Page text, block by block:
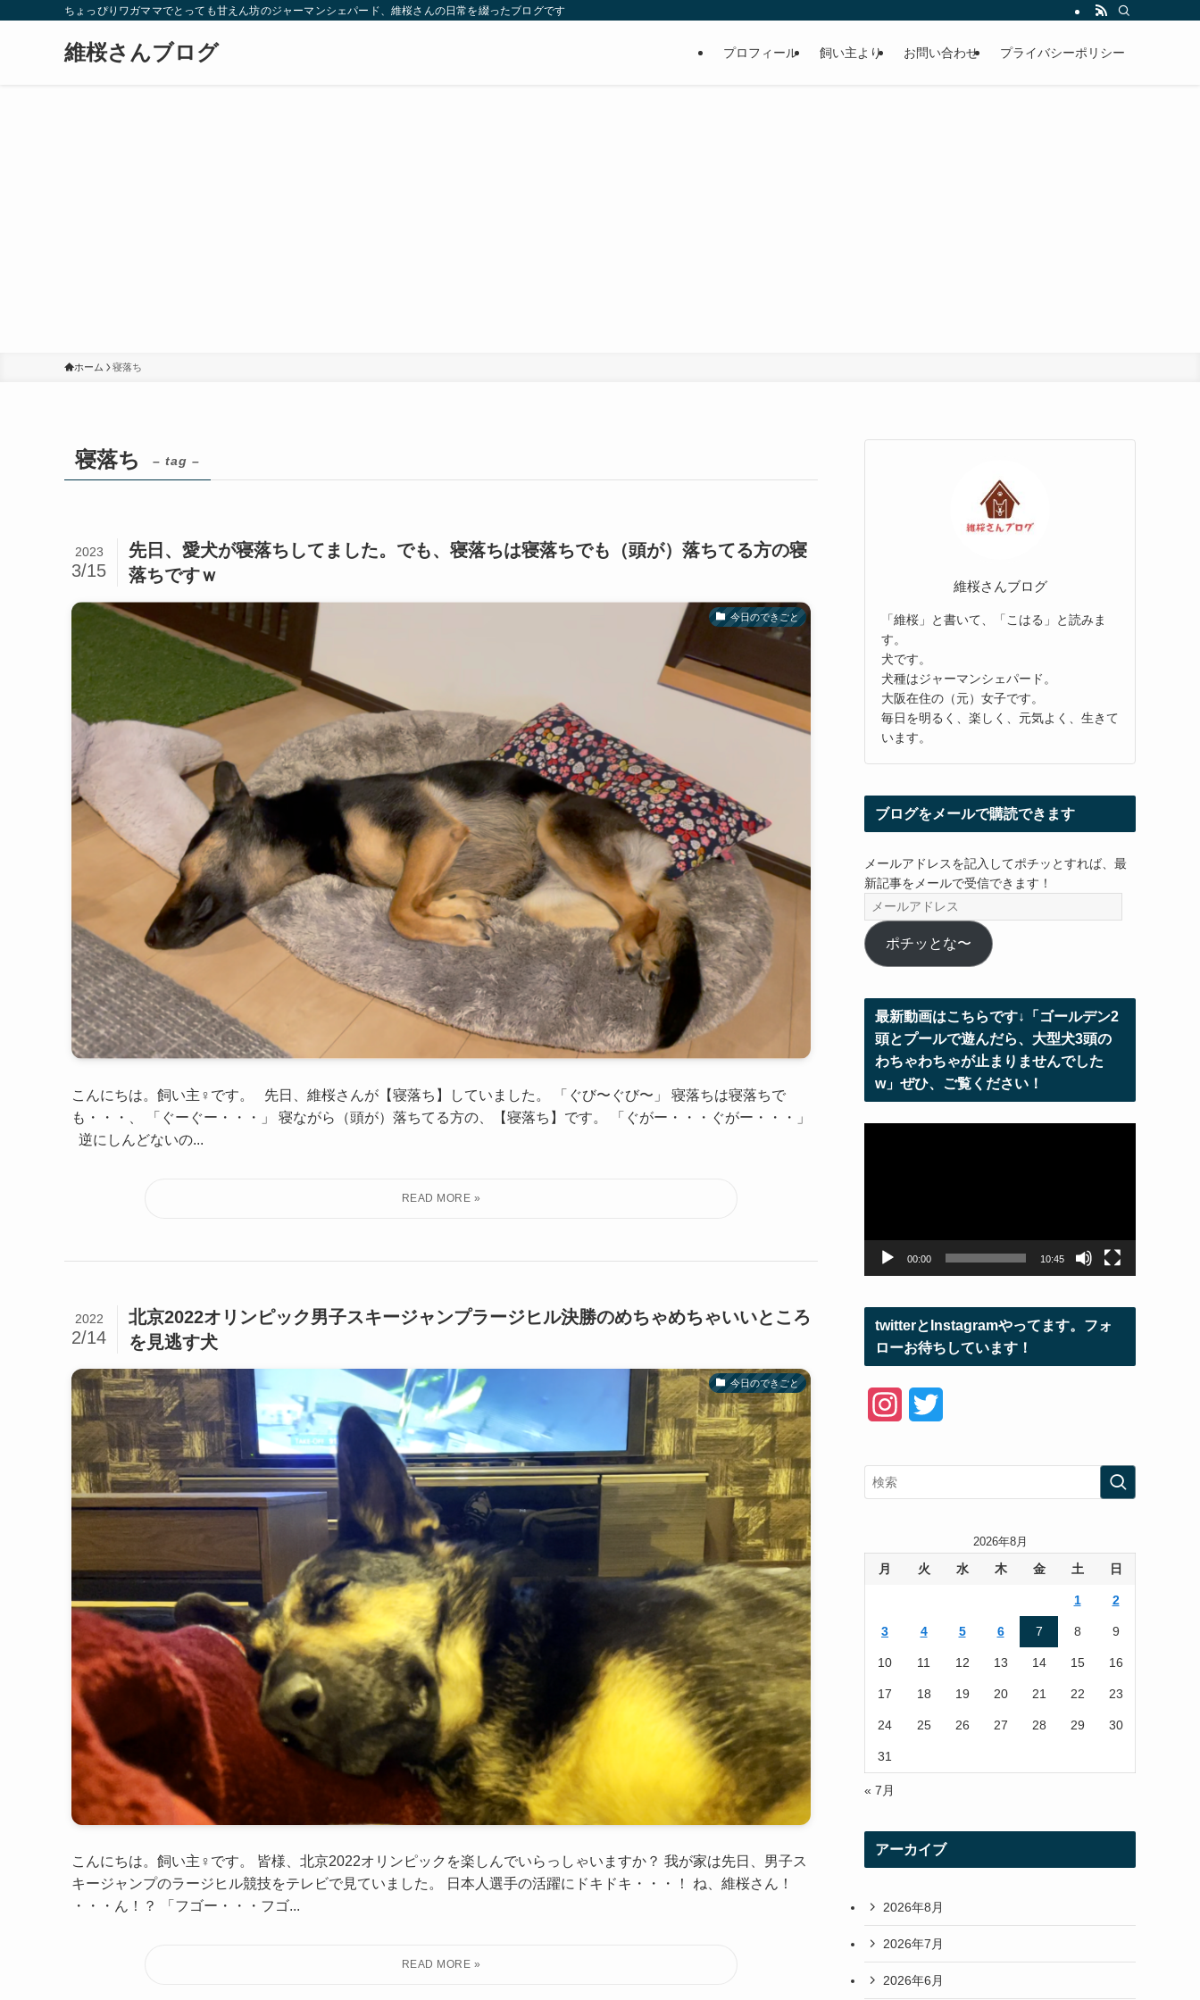
ちょっぴりワガママでとっても甘えん坊のジャーマンシェパード、維桜さんの日常を綴ったブログです
維桜さんブログ プロフィール 飼い主より お問い合わせ プライバシーポリシー
ホーム 寝落ち
寝落ち – tag –
先日、愛犬が寝落ちしてました。でも、寝落ちは寝落ちでも（頭が）落ちてる方の寝
落ちですｗ
2023
3/15
今日のできごと
こんにちは。飼い主♀です。 先日、維桜さんが【寝落ち】していました。 「ぐび〜ぐび〜」 寝落ちは寝落ちで
も・・・、 「ぐーぐー・・・」 寝ながら（頭が）落ちてる方の、【寝落ち】です。 「ぐがー・・・ぐがー・・・」
逆にしんどないの...
北京2022オリンピック男子スキージャンプラージヒル決勝のめちゃめちゃいいところ
を見逃す犬
2022
2/14
今日のできごと
こんにちは。飼い主♀です。 皆様、北京2022オリンピックを楽しんでいらっしゃいますか？ 我が家は先日、男子ス
キージャンプのラージヒル競技をテレビで見ていました。 日本人選手の活躍にドキドキ・・・！ ね、維桜さん！
・・・ん！？ 「フゴー・・・フゴ...
維桜さんブログ
「維桜」と書いて、「こはる」と読みま
す。
犬です。
犬種はジャーマンシェパード。
大阪在住の（元）女子です。
毎日を明るく、楽しく、元気よく、生きて
います。
ブログをメールで購読できます
メールアドレスを記入してポチッとすれば、最
新記事をメールで受信できます！
ー
ル
ア
レ
ス
ポチッとな〜
最新動画はこちらです↓「ゴールデン2
頭とプールで遊んだら、大型犬3頭の
わちゃわちゃが止まりませんでした
w」ぜひ、ご覧ください！
00:00 10:45
twitterとInstagramやってます。フォ
ローお待ちしています！
2026年8月
月 火 水 木 金 土 日
1 2
3 4 5 6 7 8 9
10 11 12 13 14 15 16
17 18 19 20 21 22 23
24 25 26 27 28 29 30
31
« 7月
アーカイブ
2026年8月
2026年7月
2026年6月